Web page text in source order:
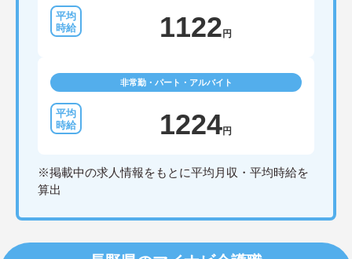
1122 円
非常勤・パート・アルバイト
1224円
※掲載中の求人情報をもとに平均月収・平均時給を
算出